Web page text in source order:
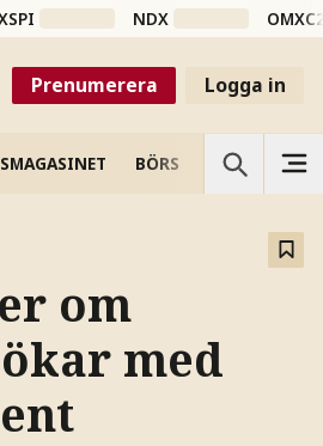
NDX
Prenumerera Logga in
BÖRS VETENSKAP
om
med